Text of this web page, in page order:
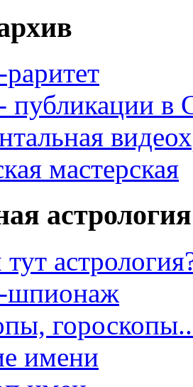
- публикации
мастерская
астрология
имени